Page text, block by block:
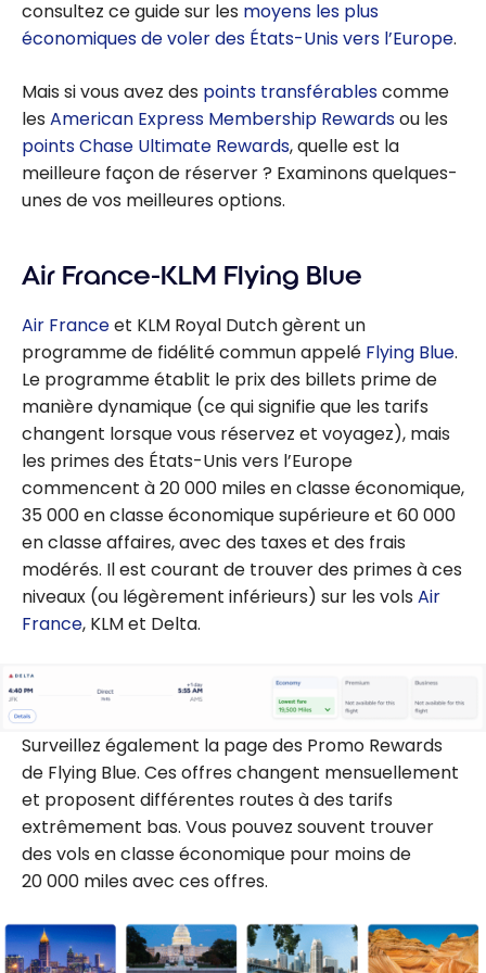
consultez ce guide sur les moyens les plus
économiques de voler des États-Unis vers l’Europe.
Mais si vous avez des points transférablescomme
les American Express Membership Rewardsou les
points Chase Ultimate Rewards, quelle est la
meilleure façon de réserver ? Examinons quelques-
unes de vos meilleures options.
Air France-KLM Flying Blue
Air Franceet KLM Royal Dutch gèrent un
programme de fidélité commun appelé Flying Blue.
Le programme établit le prix des billets prime de
manière dynamique (ce qui signifie que les tarifs
changent lorsque vous réservez et voyagez), mais
les primes des États-Unis vers l’Europe
commencent à 20 000 miles en classe économique,
35 000 en classe économique supérieure et 60 000
en classe affaires, avec des taxes et des frais
modérés. Il est courant de trouver des primes à ces
niveaux (ou légèrement inférieurs) sur les vols Air
France, KLM et Delta.
Surveillez également la page des Promo Rewards
de Flying Blue. Ces offres changent mensuellement
et proposent différentes routes à des tarifs
extrêmement bas. Vous pouvez souvent trouver
des vols en classe économique pour moins de
20 000 miles avec ces offres.